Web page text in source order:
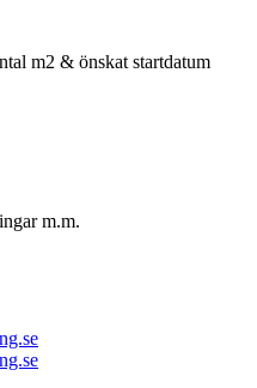
m2 & önskat startdatum
m.m.